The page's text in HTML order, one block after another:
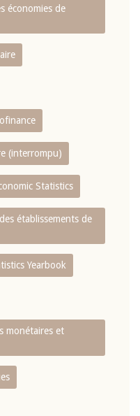
économies de
(interrompu)
Statistics
établissements de
Yearbook
monétaires et